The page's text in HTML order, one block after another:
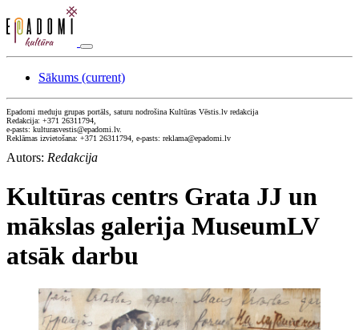
Sākums (current)
Epadomi meduju grupas portāls, saturu nodrošina Kultūras Vēstis.lv redakcija
Redakcija: +371 26311794,
e-pasts: kulturasvestis@epadomi.lv.
Reklāmas izvietošana: +371 26311794, e-pasts: reklama@epadomi.lv
Autors: Redakcija
Kultūras centrs Grata JJ un
mākslas galerija MuseumLV
atsāk darbu